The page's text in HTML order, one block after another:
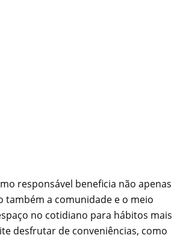
responsável beneficia não apenas
também a comunidade e o meio
no cotidiano para hábitos mais
desfrutar de conveniências, como